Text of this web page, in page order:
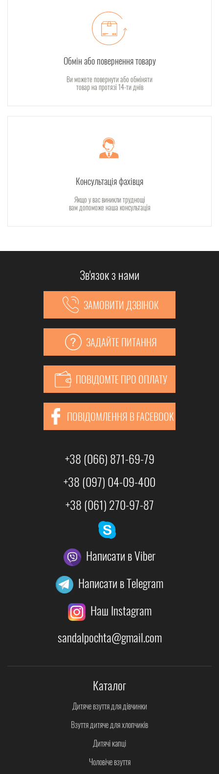
Обмін або повернення товару
Ви можете повернути або обміняти
товар на протязі 14-ти днів
Консультація фахівця
Якщо у вас виникли труднощі
вам допоможе наша консультація
Зв'язок з нами
ЗАМОВИТИ ДЗВІНОК
ЗАДАЙТЕ ПИТАННЯ
ПОВІДОМТЕ ПРО ОПЛАТУ
ПОВІДОМЛЕННЯ В FACEBOOK
+38 (066) 871-69-79
+38 (097) 04-09-400
+38 (061) 270-97-87
Написати в Viber
Написати в Telegram
Наш Instagram
sandalpochta@gmail.com
Каталог
Дитяче взуття для дівчинки
Взуття дитяче для хлопчиків
Дитячі капці
Чоловіче взуття